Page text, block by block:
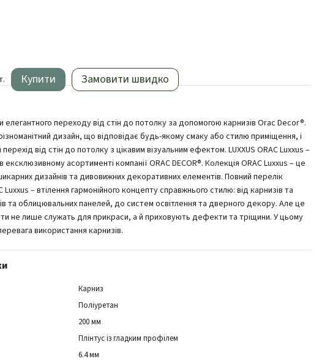
Купити Замовити швидко
переходу від стін до потолку за допомогою карнизів Orac Decor®.
дизайн, що відповідає будь-якому смаку або стилю приміщення, і
від стін до потолку з цікавим візуальним ефектом. LUXXUS ORAC Luxxus –
ексклюзивному асортименті компанії ORAC DECOR®. Колекція ORAC Luxxus – це
дизайнів та дивовижних декоративних елементів. Повний перелік
Luxxus – втілення гармонійного концепту справжнього стилю: від карнизів та
та облицювальних панелей, до систем освітлення та дверного декору. Але це
не лише служать для прикраси, а й приховують дефекти та тріщини. У цьому
використання карнизів.
Карниз
Поліуретан
200 мм
Плінтус із гладким профілем
6.4 мм